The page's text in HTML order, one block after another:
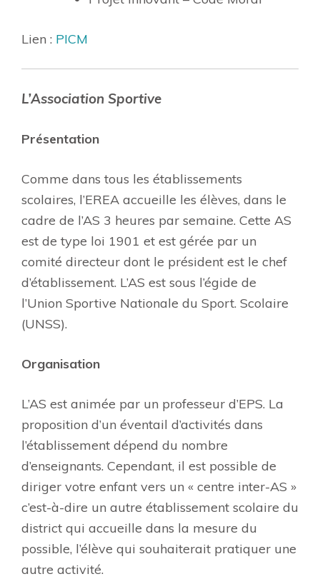
Lien : PICM
L’Association Sportive
Présentation
Comme dans tous les établissements
scolaires, l’EREA accueille les élèves, dans le
cadre de l’AS 3 heures par semaine. Cette AS
est de type loi 1901 et est gérée par un
comité directeur dont le président est le chef
d’établissement. L’AS est sous l’égide de
l’Union Sportive Nationale du Sport. Scolaire
(UNSS).
Organisation
L’AS est animée par un professeur d’EPS. La
proposition d’un éventail d’activités dans
l’établissement dépend du nombre
d’enseignants. Cependant, il est possible de
diriger votre enfant vers un « centre inter-AS »
c’est-à-dire un autre établissement scolaire du
district qui accueille dans la mesure du
possible, l’élève qui souhaiterait pratiquer une
autre activité.